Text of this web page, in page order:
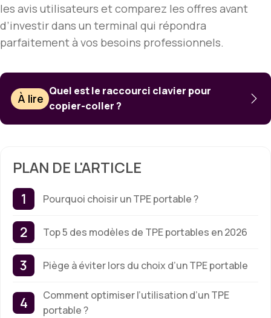
les avis utilisateurs et comparez les offres avant
d’investir dans un terminal qui répondra
parfaitement à vos besoins professionnels.
À lire
Quel est le raccourci clavier pour
copier-coller ?
PLAN DE L'ARTICLE
Pourquoi choisir un TPE portable ?
Top 5 des modèles de TPE portables en 2026
Piège à éviter lors du choix d’un TPE portable
Comment optimiser l’utilisation d’un TPE
portable ?